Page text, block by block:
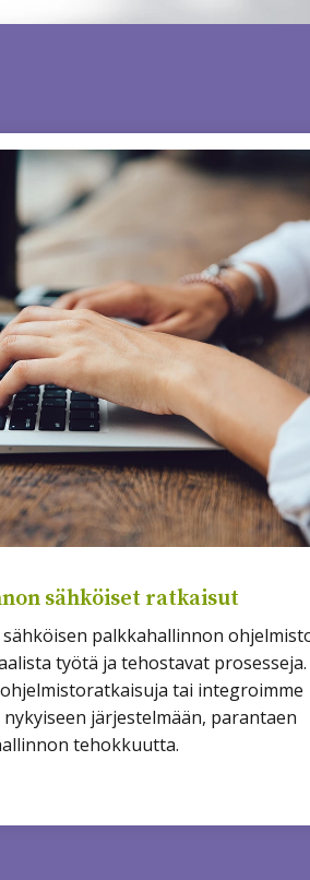
sähköiset ratkaisut
palkkahallinnon
työtä ja tehostavat prosesseja.
tai integroimme
järjestelmään, parantaen
tehokkuutta.